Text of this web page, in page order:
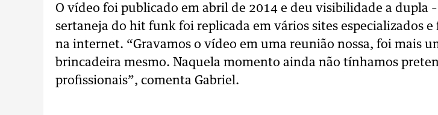
O vídeo foi publicado em abril de 2014 e deu visibilidade a dupla –
sertaneja do hit funk foi replicada em vários sites especializados e
na internet. “Gravamos o vídeo em uma reunião nossa, foi mais
brincadeira mesmo. Naquela momento ainda não tínhamos
profissionais”, comenta Gabriel.